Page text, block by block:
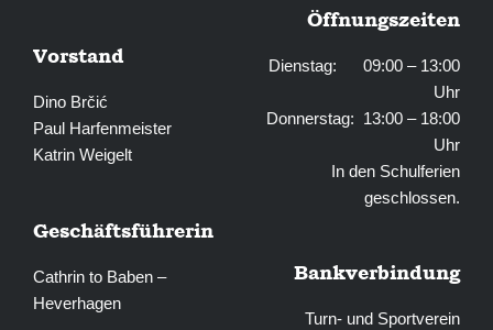
Vorstand
Dino Brčić
Paul Harfenmeister
Katrin Weigelt
Geschäftsführerin
Cathrin to Baben –
Heverhagen
Öffnungszeiten
Dienstag: 09:00 – 13:00
Uhr
Donnerstag: 13:00 – 18:00
Uhr
In den Schulferien
geschlossen.
Bankverbindung
Turn- und Sportverein